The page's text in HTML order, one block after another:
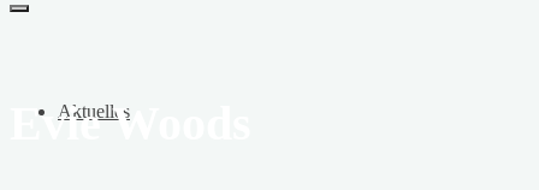
Aktuelles
Evie Woods